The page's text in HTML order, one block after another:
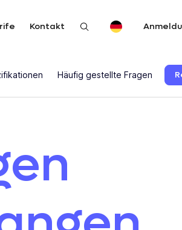
Kontakt
Häufig gestellte Fragen